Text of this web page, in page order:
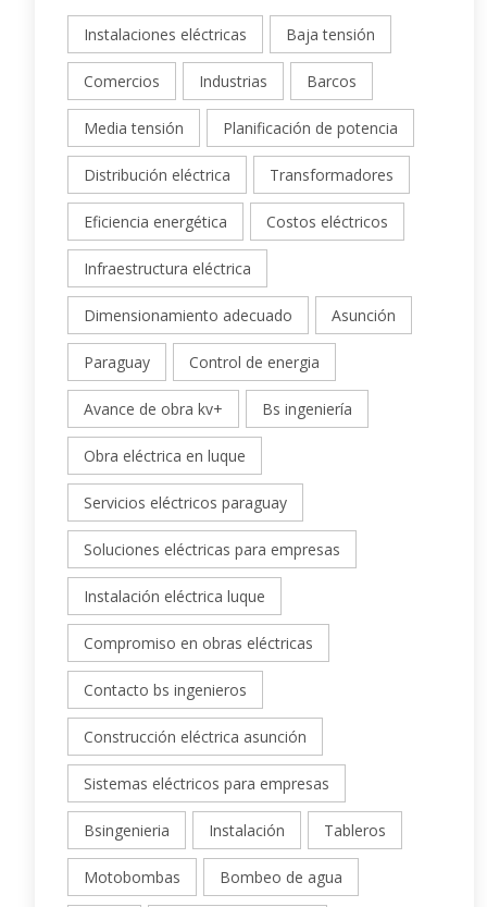
Instalaciones eléctricas Baja tensión
Comercios Industrias Barcos
Media tensión Planificación de potencia
Distribución eléctrica Transformadores
Eficiencia energética Costos eléctricos
Infraestructura eléctrica
Dimensionamiento adecuado Asunción
Paraguay Control de energia
Avance de obra kv+ Bs ingeniería
Obra eléctrica en luque
Servicios eléctricos paraguay
Soluciones eléctricas para empresas
Instalación eléctrica luque
Compromiso en obras eléctricas
Contacto bs ingenieros
Construcción eléctrica asunción
Sistemas eléctricos para empresas
Bsingenieria Instalación Tableros
Motobombas Bombeo de agua